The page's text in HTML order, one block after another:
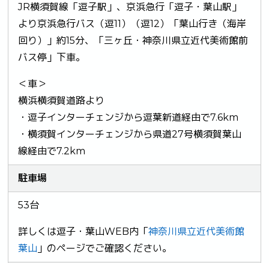
JR横須賀線「逗子駅」、京浜急行「逗子・葉山駅」
より京浜急行バス（逗11）（逗12）「葉山行き（海岸
回り）」約15分、「三ヶ丘・神奈川県立近代美術館前
バス停」下車。
＜車＞
横浜横須賀道路より
・逗子インターチェンジから逗葉新道経由で7.6km
・横須賀インターチェンジから県道27号横須賀葉山
線経由で7.2km
駐車場
53台
詳しくは逗子・葉山WEB内「神奈川県立近代美術館
葉山 」のページでご確認ください。